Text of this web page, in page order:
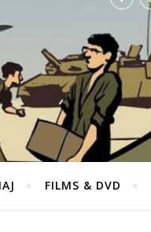
FILMS & DVD